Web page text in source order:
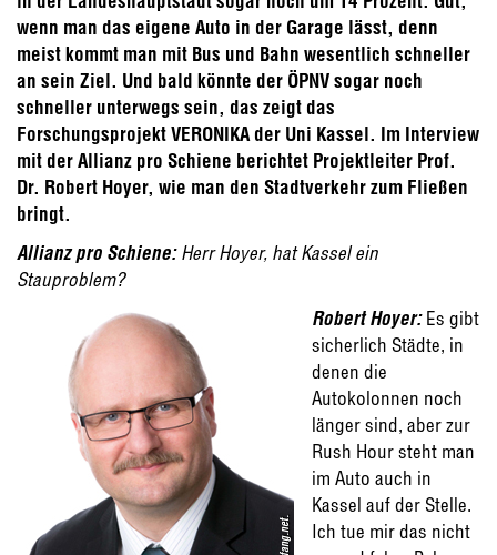
wenn man das eigene Auto in der Garage lässt, denn
meist kommt man mit Bus und Bahn wesentlich schneller
an sein Ziel. Und bald könnte der ÖPNV sogar noch
schneller unterwegs sein, das zeigt das
Forschungsprojekt VERONIKA der Uni Kassel. Im Interview
mit der Allianz pro Schiene berichtet Projektleiter Prof.
Dr. Robert Hoyer, wie man den Stadtverkehr zum Fließen
bringt.
Allianz pro Schiene:Herr Hoyer, hat Kassel ein
Stauproblem?
Robert Hoyer:Es gibt
sicherlich Städte, in
denen die
Autokolonnen noch
länger sind, aber zur
Rush Hour steht man
im Auto auch in
Kassel auf der Stelle.
Ich tue mir das nicht